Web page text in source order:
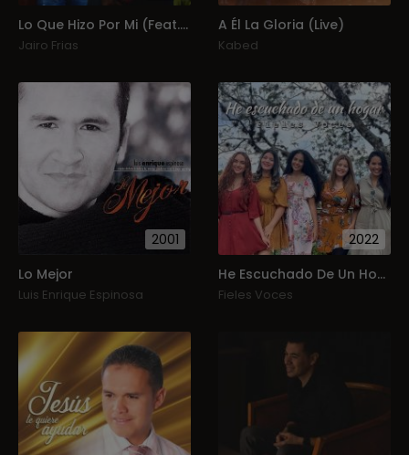
Lo Que Hizo Por Mi (Feat. Ricardo Rodriguez)
Jairo Frias
A Él La Gloria (Live)
Kabed
2001
Lo Mejor
Luis Enrique Espinosa
2022
He Escuchado De Un Hogar
Fieles Voces